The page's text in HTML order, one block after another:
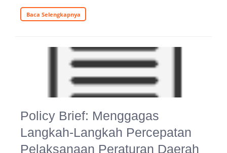
Baca Selengkapnya
Policy Brief: Menggagas
Langkah-Langkah Percepatan
Pelaksanaan Peraturan Daerah